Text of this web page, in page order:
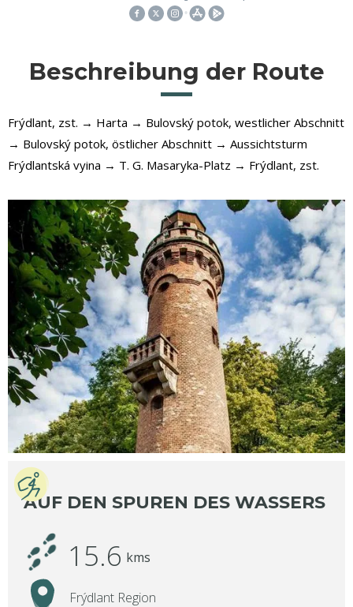
Beschreibung der Route
Frýdlant, zst. → Harta → Bulovský potok, westlicher Abschnitt
→ Bulovský potok, östlicher Abschnitt → Aussichtsturm
Frýdlantská vyina → T. G. Masaryka-Platz → Frýdlant, zst.
AUF DEN SPUREN DES WASSERS
15.6 kms
Frýdlant Region